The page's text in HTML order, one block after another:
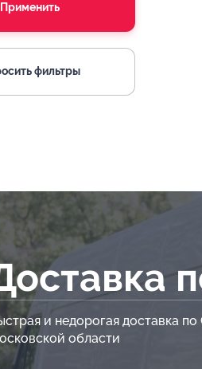
Применить
фильтры
и недорогая доставка
области